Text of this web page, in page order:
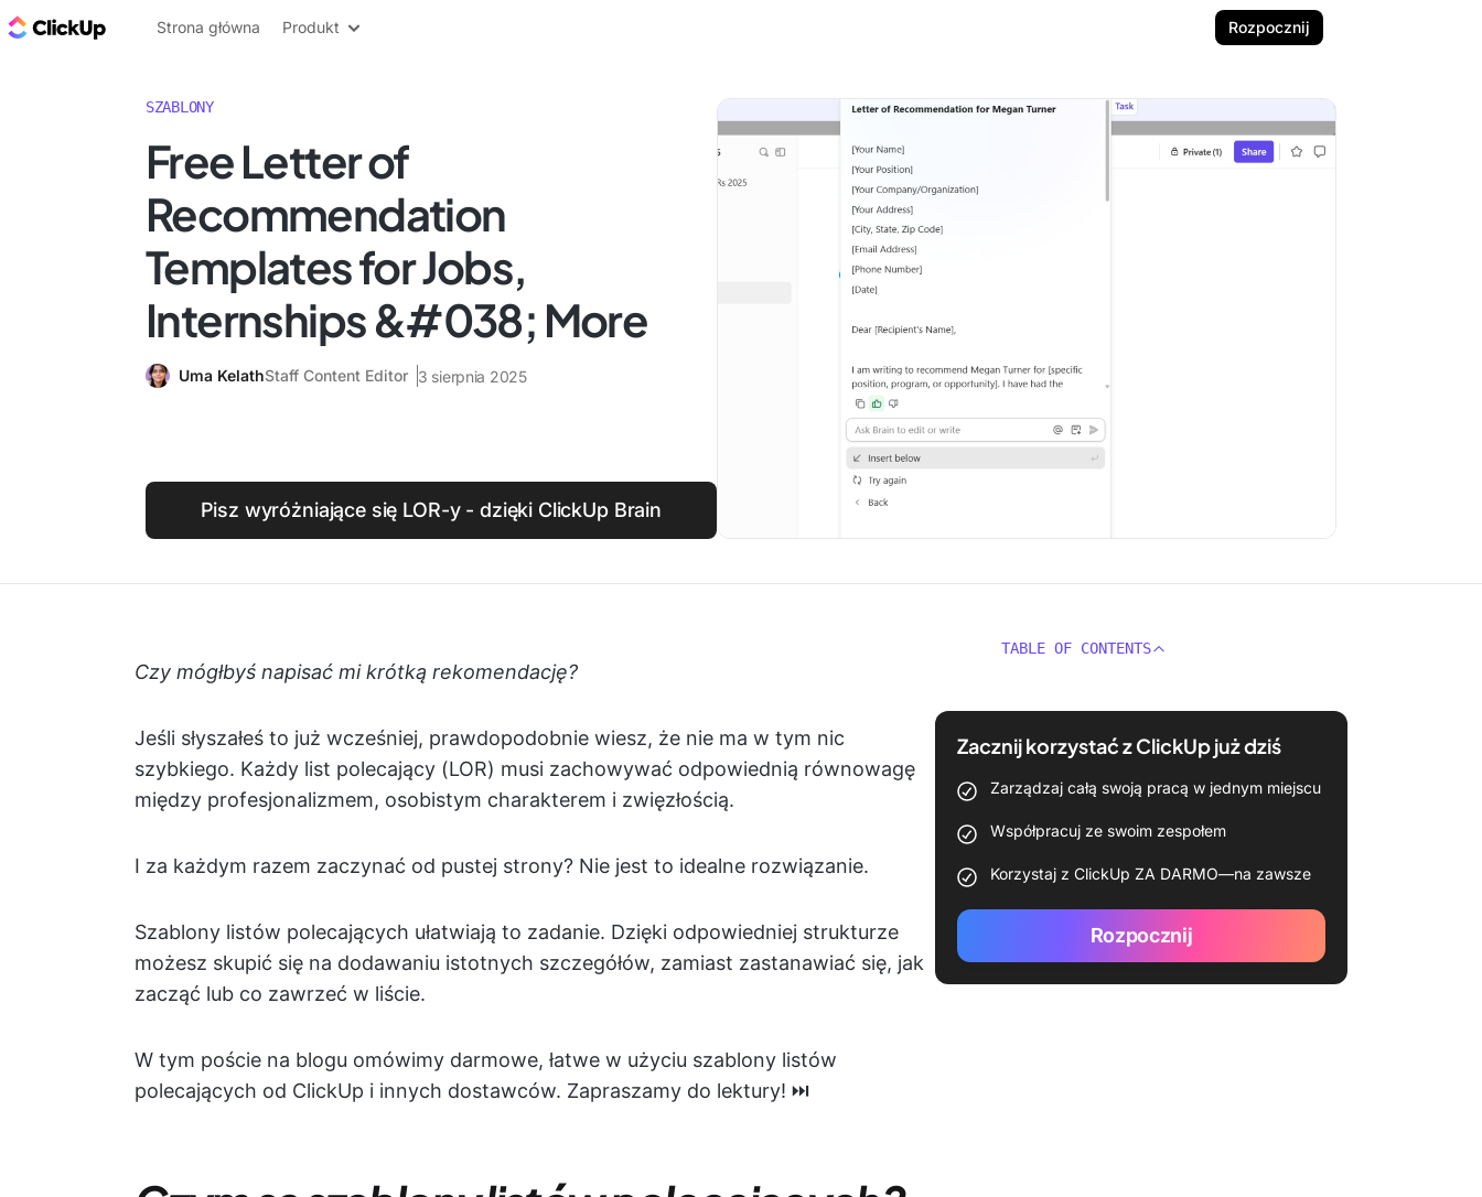
ClickUp Blog
Strona główna Produkt Rozpocznij
SZABLONY
Free Letter of
Recommendation
Templates for Jobs,
Internships &#038; More
Uma KelathStaff Content Editor 3 sierpnia 2025
Pisz wyróżniające się LOR-y - dzięki ClickUp Brain
Czy mógłbyś napisać mi krótką rekomendację?
Jeśli słyszałeś to już wcześniej, prawdopodobnie wiesz, że nie ma w tym nic
szybkiego. Każdy list polecający (LOR) musi zachowywać odpowiednią równowagę
między profesjonalizmem, osobistym charakterem i zwięzłością.
I za każdym razem zaczynać od pustej strony? Nie jest to idealne rozwiązanie.
Szablony listów polecających ułatwiają to zadanie. Dzięki odpowiedniej strukturze
możesz skupić się na dodawaniu istotnych szczegółów, zamiast zastanawiać się, jak
zacząć lub co zawrzeć w liście.
W tym poście na blogu omówimy darmowe, łatwe w użyciu szablony listów
polecających od ClickUp i innych dostawców. Zapraszamy do lektury! ⏭️
TABLE OF CONTENTS
Zacznij korzystać z ClickUp już dziś
Zarządzaj całą swoją pracą w jednym miejscu
Współpracuj ze swoim zespołem
Korzystaj z ClickUp ZA DARMO—na zawsze
Rozpocznij